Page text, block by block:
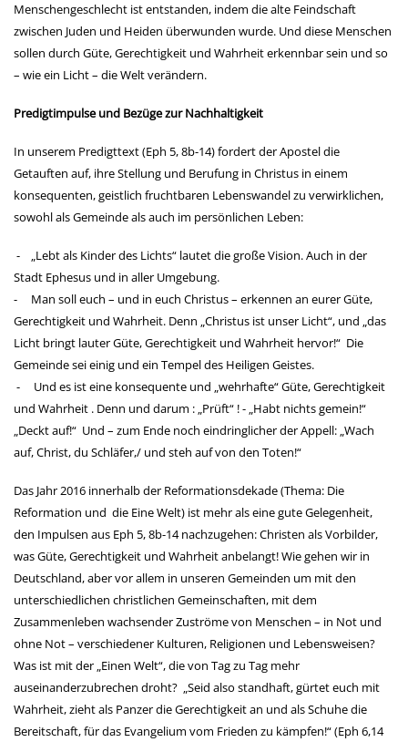
Menschengeschlecht ist entstanden, indem die alte Feindschaft
zwischen Juden und Heiden überwunden wurde. Und diese Menschen
sollen durch Güte, Gerechtigkeit und Wahrheit erkennbar sein und so
– wie ein Licht – die Welt verändern.
Predigtimpulse und Bezüge zur Nachhaltigkeit
In unserem Predigttext (Eph 5, 8b-14) fordert der Apostel die
Getauften auf, ihre Stellung und Berufung in Christus in einem
konsequenten, geistlich fruchtbaren Lebenswandel zu verwirklichen,
sowohl als Gemeinde als auch im persönlichen Leben:
- „Lebt als Kinder des Lichts“ lautet die große Vision. Auch in der
Stadt Ephesus und in aller Umgebung.
- Man soll euch – und in euch Christus – erkennen an eurer Güte,
Gerechtigkeit und Wahrheit. Denn „Christus ist unser Licht“, und „das
Licht bringt lauter Güte, Gerechtigkeit und Wahrheit hervor!“ Die
Gemeinde sei einig und ein Tempel des Heiligen Geistes.
- Und es ist eine konsequente und „wehrhafte“ Güte, Gerechtigkeit
und Wahrheit . Denn und darum : „Prüft“ ! - „Habt nichts gemein!“
„Deckt auf!“ Und – zum Ende noch eindringlicher der Appell: „Wach
auf, Christ, du Schläfer,/ und steh auf von den Toten!“
Das Jahr 2016 innerhalb der Reformationsdekade (Thema: Die
Reformation und die Eine Welt) ist mehr als eine gute Gelegenheit,
den Impulsen aus Eph 5, 8b-14 nachzugehen: Christen als Vorbilder,
was Güte, Gerechtigkeit und Wahrheit anbelangt! Wie gehen wir in
Deutschland, aber vor allem in unseren Gemeinden um mit den
unterschiedlichen christlichen Gemeinschaften, mit dem
Zusammenleben wachsender Zuströme von Menschen – in Not und
ohne Not – verschiedener Kulturen, Religionen und Lebensweisen?
Was ist mit der „Einen Welt“, die von Tag zu Tag mehr
auseinanderzubrechen droht? „Seid also standhaft, gürtet euch mit
Wahrheit, zieht als Panzer die Gerechtigkeit an und als Schuhe die
Bereitschaft, für das Evangelium vom Frieden zu kämpfen!“ (Eph 6,14